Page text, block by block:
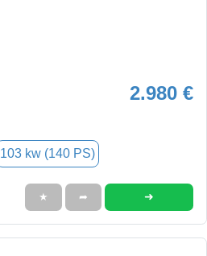
2.980 €
103 kw (140 PS)
★ ➦ ➜